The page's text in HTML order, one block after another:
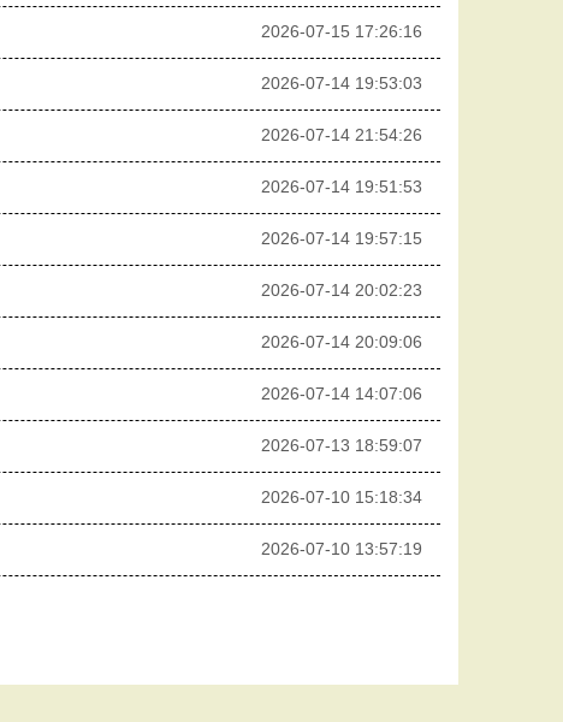
2026-07-15 17:26:16
2026-07-14 19:53:03
2026-07-14 21:54:26
2026-07-14 19:51:53
2026-07-14 19:57:15
2026-07-14 20:02:23
2026-07-14 20:09:06
2026-07-14 14:07:06
2026-07-13 18:59:07
2026-07-10 15:18:34
2026-07-10 13:57:19